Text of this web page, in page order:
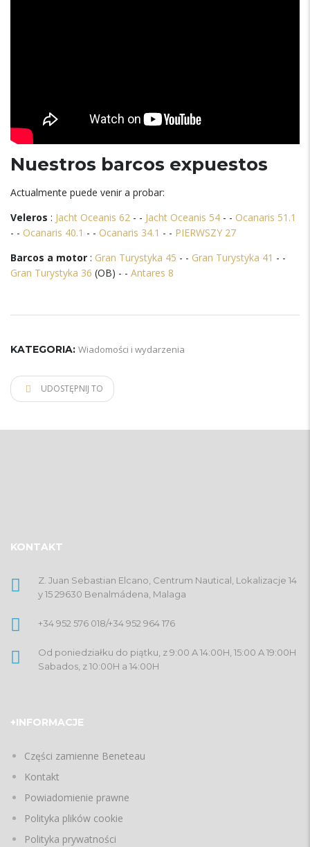
Nuestros barcos expuestos
Actualmente puede venir a probar:
Veleros : Jacht Oceanis 62 - - Jacht Oceanis 54 - - Ocanaris 51.1
- - Ocanaris 40.1 - - Ocanaris 34.1 - - PIERWSZY 27
Barcos a motor : Gran Turystyka 45 - - Gran Turystyka 41 - -
Gran Turystyka 36 (OB) - - Antares 8
KATEGORIA: Wiadomości i wydarzenia
UDOSTĘPNIJ TO
KONTAKT
Z. Juan Sebastian Elcano, Centrum Nautical, Lokalizacje 14
y 15 29630 Benalmádena, Malaga
+34 952 576 018/+34 952 964 176
Od poniedziałku do piątku, z 9:00 A 14:00H, 15:00 A 19:00H
Sabados, z 10:00H a 14:00H
+INFORMACJE
Części zamienne Beneteau
Kontakt
Powiadomienie prawne
Polityka plików cookie
Polityka prywatności